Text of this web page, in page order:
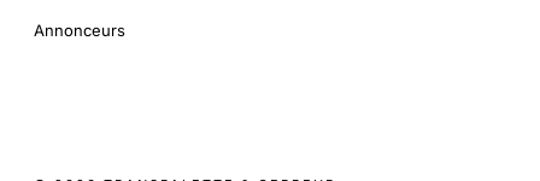
Annonceurs